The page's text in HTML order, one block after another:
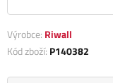
Výrobce: Riwall
Kód zboží: P140382